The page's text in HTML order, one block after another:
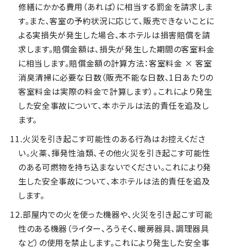
修繕にかかる費用（あれば）に相当する罰金を請求しま
す。また、客室の予約状況に応じて、販売できないことに
よる実損失が発生した場合、本ホテルは損害賠償を請
求します。賠償金額は、損失が発生した期間の客室料金
に相当します。賠償金額の計算方法：客室料金 × 客室
消臭清掃に必要な日数（販売不能な日数、1日あたりの
客室料金は実際の料金で計算します）。これにより発生
した安全事故について、本ホテルは法的責任を追及し
ます。
火災を引き起こす可能性のある行為はお控えくださ
い。火薬、揮発性油類、その他火災を引き起こす可能性
のある可燃物を持ち込まないでください。これにより発
生した安全事故について、本ホテルは法的責任を追及
します。
部屋内での火を使った機器や、火災を引き起こす可能
性のある機器（ライター、ろうそく、暖房器具、調理器具
など）の使用を禁止します。これにより発生した安全事